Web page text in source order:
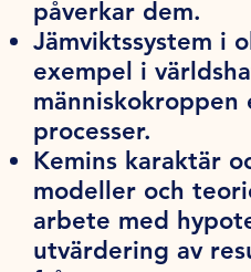
påverkar dem.
Jämviktssystem i
exempel i
processer.
Kemins karaktär
modeller och
arbete med
utvärdering av